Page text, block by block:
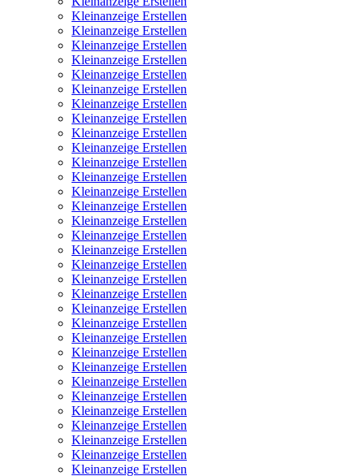
Kleinanzeige Erstellen
Kleinanzeige Erstellen
Kleinanzeige Erstellen
Kleinanzeige Erstellen
Kleinanzeige Erstellen
Kleinanzeige Erstellen
Kleinanzeige Erstellen
Kleinanzeige Erstellen
Kleinanzeige Erstellen
Kleinanzeige Erstellen
Kleinanzeige Erstellen
Kleinanzeige Erstellen
Kleinanzeige Erstellen
Kleinanzeige Erstellen
Kleinanzeige Erstellen
Kleinanzeige Erstellen
Kleinanzeige Erstellen
Kleinanzeige Erstellen
Kleinanzeige Erstellen
Kleinanzeige Erstellen
Kleinanzeige Erstellen
Kleinanzeige Erstellen
Kleinanzeige Erstellen
Kleinanzeige Erstellen
Kleinanzeige Erstellen
Kleinanzeige Erstellen
Kleinanzeige Erstellen
Kleinanzeige Erstellen
Kleinanzeige Erstellen
Kleinanzeige Erstellen
Kleinanzeige Erstellen
Kleinanzeige Erstellen